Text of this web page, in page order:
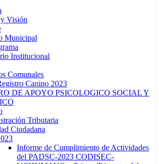
Visión
Municipal
Institucional
Comunales
Canino 2023
DE APOYO PSICOLOGICO SOCIAL Y
Tributaria
Ciudadana
Informe de Cumplimiento de Actividades
del PADSC-2023 CODISEC-